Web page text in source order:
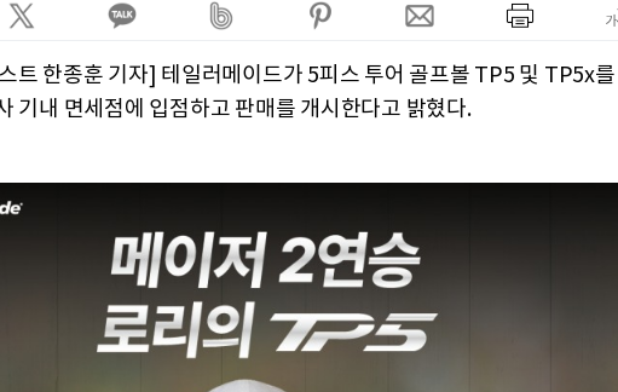
트 한종훈 기자] 테일러메이드가 5피스 투어 골프볼 TP5 및 TP5x를
기내 면세점에 입점하고 판매를 개시한다고 밝혔다.